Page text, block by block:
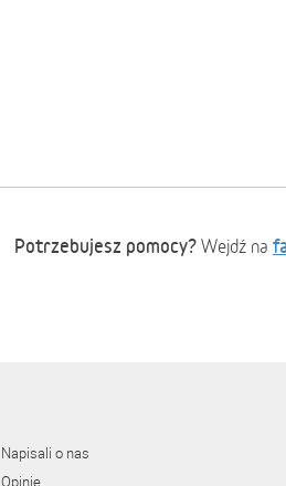
Potrzebujesz pomocy? Wejdź na
Napisali o nas
Opinie